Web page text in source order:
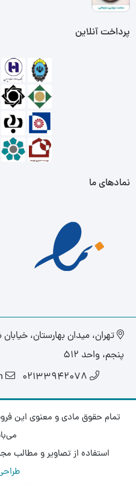
پرداخت آنلاین
نمادهای ما
تهران، میدان بهارستان،
پنجم، واحد ۵۱۲
02133942078
تمام حقوق مادی و معنوی این
استفاده از تصاویر و مطالب